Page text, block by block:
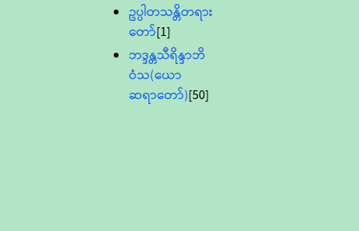
ဥပ္ပါတသန္တိတရား
တော်[1]
ဘဒ္ဒန္တသီရိန္ဒာဘိ
ဝံသ(ယော
ဆရာတော်)[50]